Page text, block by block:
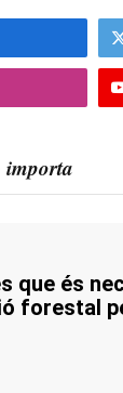
importa
que és
forestal